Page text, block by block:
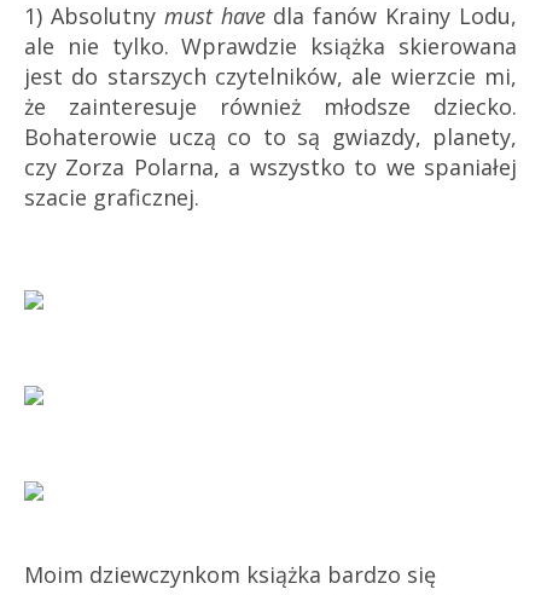
1) Absolutny must have dla fanów Krainy Lodu,
ale nie tylko. Wprawdzie książka skierowana
jest do starszych czytelników, ale wierzcie mi,
że zainteresuje również młodsze dziecko.
Bohaterowie uczą co to są gwiazdy, planety,
czy Zorza Polarna, a wszystko to we spaniałej
szacie graficznej.
Moim dziewczynkom książka bardzo się